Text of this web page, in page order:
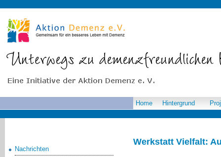
Werkstatt Vielfalt:
Home Hintergrund
Nachrichten